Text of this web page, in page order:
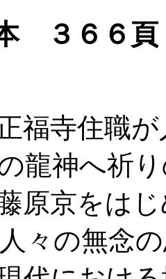
３６６頁
福寺住職が
龍神へ祈
原京をは
々の無念